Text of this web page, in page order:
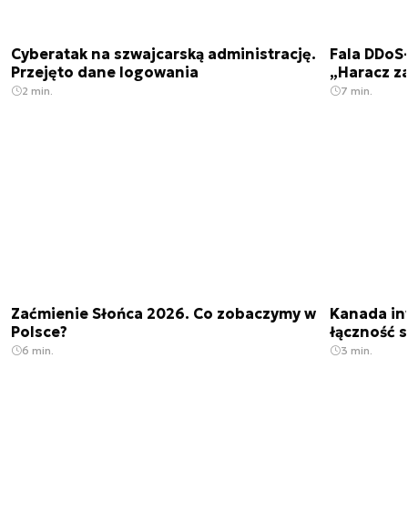
Cyberatak na szwajcarską administrację.
Przejęto dane logowania
2 min.
Fala
„Haracz
7 min.
Zaćmienie Słońca 2026. Co zobaczymy w
Polsce?
6 min.
Kanada
łączność
3 min.